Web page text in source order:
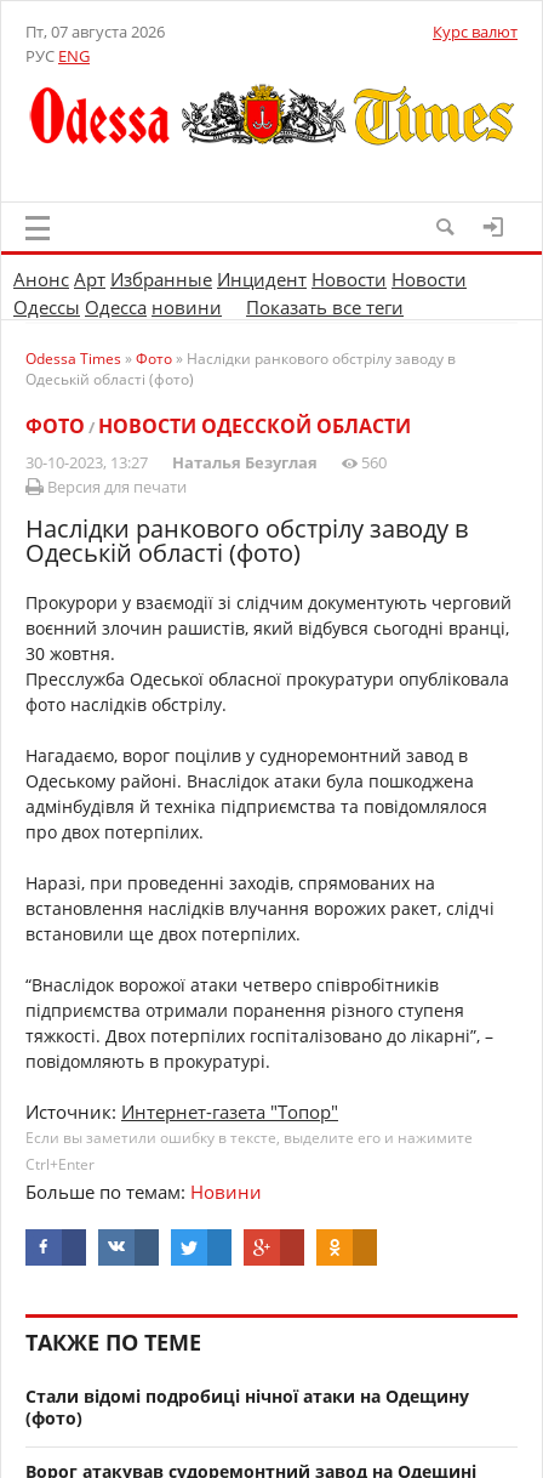
Пт, 07 августа 2026
РУС ENG
Курс валют
Анонс Арт Избранные Инцидент Новости Новости
Одессы Одесса новини Показать все теги
Odessa Times»Фото» Наслідки ранкового обстрілу заводу в
Одеській області (фото)
ФОТО / НОВОСТИ ОДЕССКОЙ ОБЛАСТИ
30-10-2023, 13:27 Наталья Безуглая
560
Версия для печати
Наслідки ранкового обстрілу заводу в
Одеській області (фото)
Прокурори у взаємодії зі слідчим документують черговий
воєнний злочин рашистів, який відбувся сьогодні вранці,
30 жовтня.
Пресслужба Одеської обласної прокуратури опубліковала
фото наслідків обстрілу.
Нагадаємо, ворог поцілив у судноремонтний завод в
Одеському районі. Внаслідок атаки була пошкоджена
адмінбудівля й техніка підприємства та повідомлялося
про двох потерпілих.
Наразі, при проведенні заходів, спрямованих на
встановлення наслідків влучання ворожих ракет, слідчі
встановили ще двох потерпілих.
“Внаслідок ворожої атаки четверо співробітників
підприємства отримали поранення різного ступеня
тяжкості. Двох потерпілих госпіталізовано до лікарні”, –
повідомляють в прокуратурі.
Источник: Интернет-газета "Топор"
Если вы заметили ошибку в тексте, выделите его и нажимите
Ctrl+Enter
Больше по темам: Новини
ТАКЖЕ ПО ТЕМЕ
Стали відомі подробиці нічної атаки на Одещину
(фото)
Ворог атакував судоремонтний завод на Одещині